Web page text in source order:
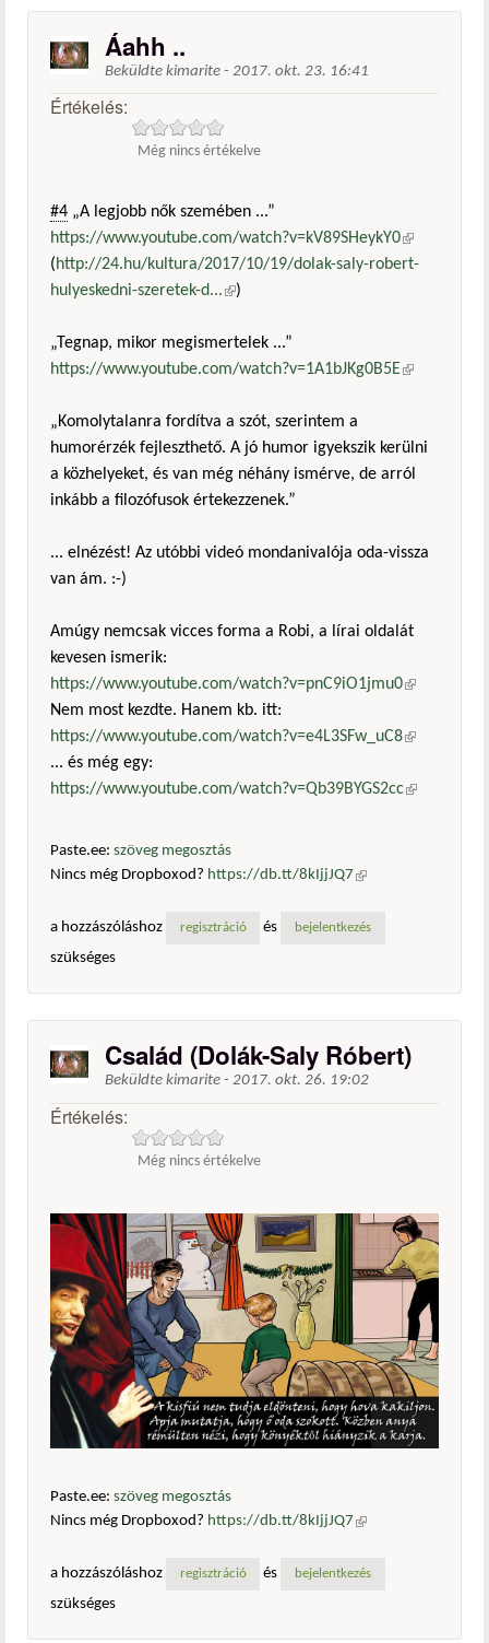
Áahh ..
Beküldte kimarite - 2017. okt. 23. 16:41
Értékelés:
Még nincs értékelve
#4 „A legjobb nők szemében ...”
https://www.youtube.com/watch?v=kV89SHeykY0(külső
hivatkozás)
(http://24.hu/kultura/2017/10/19/dolak-saly-robert-
hulyeskedni-szeretek-d...(külső hivatkozás)
)
„Tegnap, mikor megismertelek ...”
https://www.youtube.com/watch?v=1A1bJKg0B5E(külső
„Komolytalanra fordítva a szót, szerintem a
humorérzék fejleszthető. A jó humor igyekszik kerülni
a közhelyeket, és van még néhány ismérve, de arról
inkább a filozófusok értekezzenek.”
... elnézést! Az utóbbi videó mondanivalója oda-vissza
van ám. :-)
Amúgy nemcsak vicces forma a Robi, a lírai oldalát
kevesen ismerik:
https://www.youtube.com/watch?v=pnC9iO1jmu0(külső
Nem most kezdte. Hanem kb. itt:
https://www.youtube.com/watch?v=e4L3SFw_uC8(külső
... és még egy:
https://www.youtube.com/watch?v=Qb39BYGS2cc(külső
Paste.ee: szöveg megosztás
Nincs még Dropboxod? https://db.tt/8kIjjJQ7 (külső
a hozzászóláshoz
regisztráció és bejelentkezés
szükséges
Család (Dolák-Saly Róbert)
Beküldte kimarite - 2017. okt. 26. 19:02
Értékelés:
Még nincs értékelve
Paste.ee: szöveg megosztás
Nincs még Dropboxod? https://db.tt/8kIjjJQ7 (külső
a hozzászóláshoz
regisztráció és bejelentkezés
szükséges